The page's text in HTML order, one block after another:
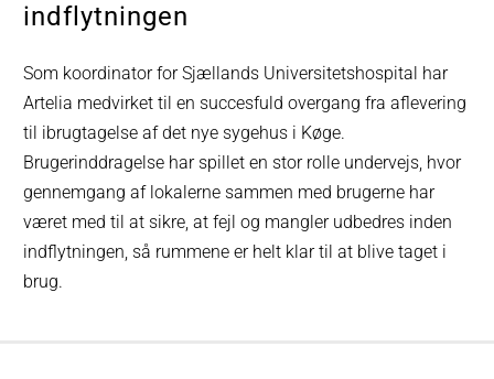
indflytningen
Som koordinator for Sjællands Universitetshospital har
Artelia medvirket til en succesfuld overgang fra aflevering
til ibrugtagelse af det nye sygehus i Køge.
Brugerinddragelse har spillet en stor rolle undervejs, hvor
gennemgang af lokalerne sammen med brugerne har
været med til at sikre, at fejl og mangler udbedres inden
indflytningen, så rummene er helt klar til at blive taget i
brug.